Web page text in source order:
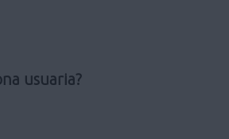
usuaria?